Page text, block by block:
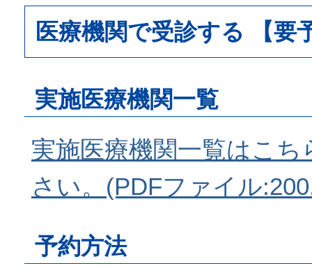
医療機関で受診する 【要
実施医療機関一覧
実施医療機関一覧はこ
さい。(PDFファイル
予約方法